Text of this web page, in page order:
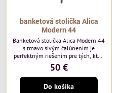
banketová stolička Alica
Modern 44
Banketová stolička Alica Modern 44
s tmavo sivým čalúnením je
perfektným riešením pre tých, ktorí
si cenia vysokú kvalitu a jedinečný
dizajn. Stolička je výnimočná
použitím vysoko kvalitného tmavo
sivého zamatového čalúnenia od
50 €
Do košíka